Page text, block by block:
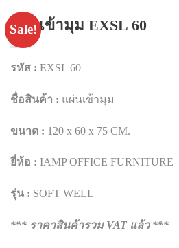
Sale!
แผ่นเข้ามุม EXSL 60
รหัส : EXSL 60
ชื่อสินค้า : แผ่นเข้ามุม
ขนาด : 120 x 60 x 75 CM.
ยี่ห้อ : IAMP OFFICE FURNITURE
รุ่น : SOFT WELL
*** ราคาสินค้ารวม VAT แล้ว ***